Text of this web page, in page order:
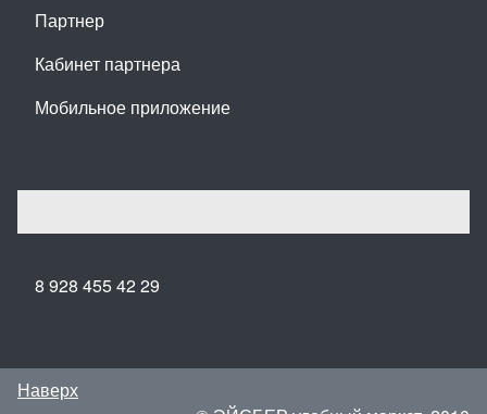
Партнер
Кабинет партнера
Мобильное приложение
8 928 455 42 29
Наверх